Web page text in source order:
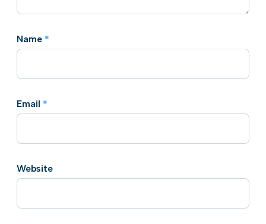
Name *
Email *
Website